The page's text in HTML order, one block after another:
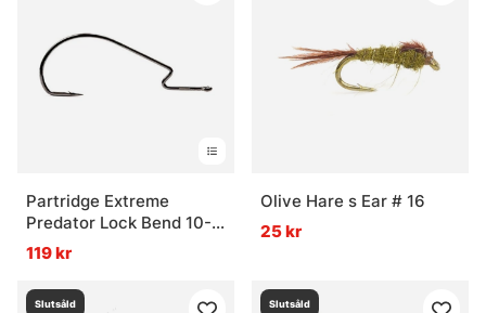
Partridge Extreme
Predator Lock Bend 10-
pack
119 kr
Olive Hare s Ear # 16
25 kr
Slutsåld Slutsåld